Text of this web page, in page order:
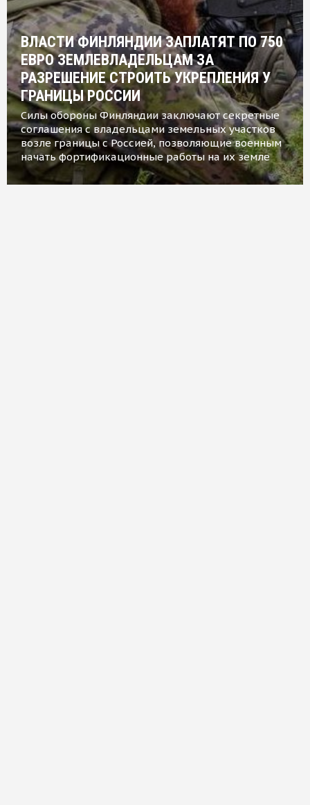
ВЛАСТИ ФИНЛЯНДИИ ЗАПЛАТЯТ ПО 750
ЕВРО ЗЕМЛЕВЛАДЕЛЬЦАМ ЗА
РАЗРЕШЕНИЕ СТРОИТЬ УКРЕПЛЕНИЯ У
ГРАНИЦЫ РОССИИ
Силы обороны Финляндии заключают секретные
соглашения с владельцами земельных участков
возле границы с Россией, позволяющие военным
начать фортификационные работы на их земле